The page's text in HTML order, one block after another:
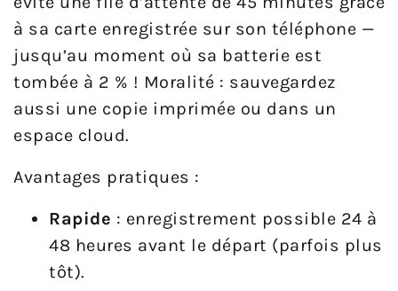
à sa carte enregistrée sur son téléphone —
jusqu’au moment où sa batterie est
tombée à 2 % ! Moralité : sauvegardez
aussi une copie imprimée ou dans un
espace cloud.
Avantages pratiques :
Rapide : enregistrement possible 24 à
48 heures avant le départ (parfois plus
tôt).